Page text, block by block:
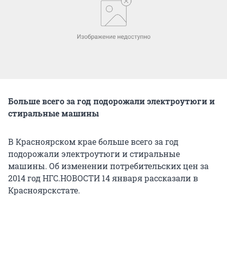
Больше всего за год подорожали электроутюги и
стиральные машины
В Красноярском крае больше всего за год
подорожали электроутюги и стиральные
машины. Об изменении потребительских цен за
2014 год НГС.НОВОСТИ 14 января рассказали в
Красноярскстате.